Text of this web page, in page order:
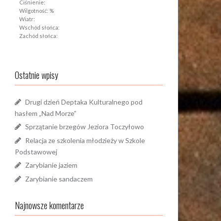
Ciśnienie:
Wilgotność: %
Wiatr:
Wschód słońca:
Zachód słońca:
Ostatnie wpisy
Drugi dzień Deptaka Kulturalnego pod
hasłem „Nad Morze”
Sprzątanie brzegów Jeziora Toczyłowo
Relacja ze szkolenia młodzieży w Szkole
Podstawowej
Zarybianie jaziem
Zarybianie sandaczem
Najnowsze komentarze